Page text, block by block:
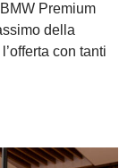
Premium
della
con tanti